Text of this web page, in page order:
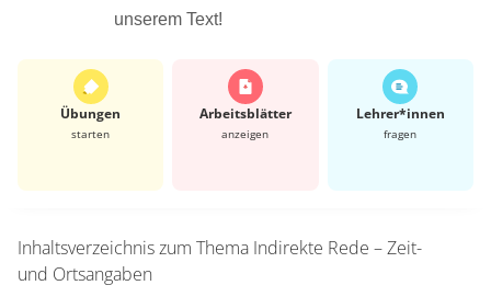
unserem Text!
Übungen
starten
Arbeits­blätter
anzeigen
Lehrer*​innen
fragen
Inhaltsverzeichnis zum Thema Indirekte Rede – Zeit-
und Ortsangaben